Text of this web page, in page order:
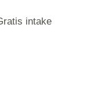
intake